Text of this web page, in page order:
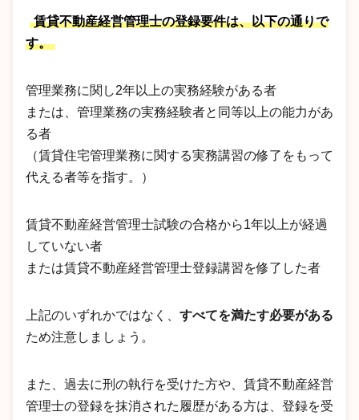
賃貸不動産経営管理士の登録要件は、以下の通りで
す。
管理業務に関し2年以上の実務経験がある者
または、管理業務の実務経験者と同等以上の能力があ
る者
（賃貸住宅管理業務に関する実務講習の修了をもって
代える者等を指す。）
賃貸不動産経営管理士試験の合格から1年以上が経過
していない者
または賃貸不動産経営管理士登録講習を修了した者
上記のいずれかではなく、 すべてを満たす必要がある
ため注意しましょう。
また、過去に刑の執行を受けた方や、賃貸不動産経営
管理士の登録を抹消された履歴がある方は、登録を受